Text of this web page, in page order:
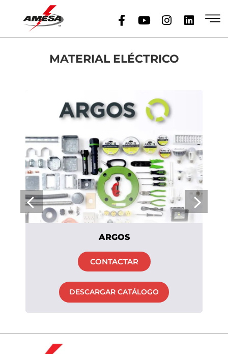
MATERIAL ELÉCTRICO
ARGOS
CONTACTAR
DESCARGAR CATÁLOGO